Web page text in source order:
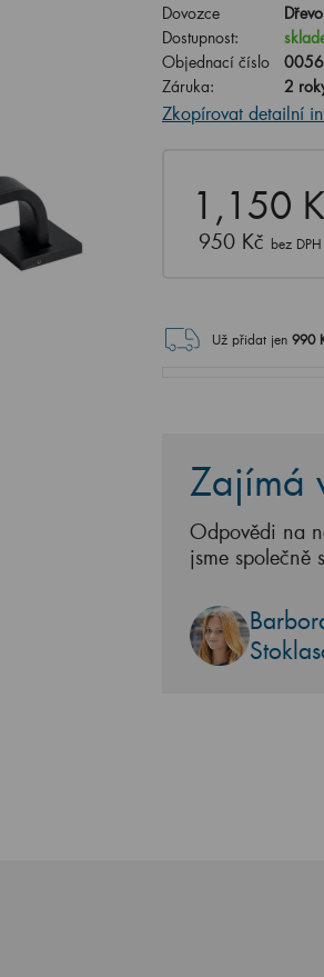
Dovozce
Dostupnost:
Objednací číslo
Záruka:
2
Zkopírovat detailní
1,150
950 Kč bez DPH
Už přidat jen 990
Zajímá
Odpovědi na
jsme společně